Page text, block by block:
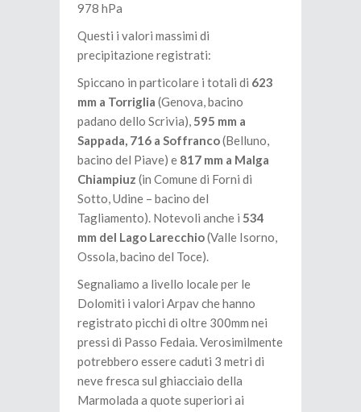
978 hPa
Questi i valori massimi di
precipitazione registrati:
Spiccano in particolare i totali di 623
mm a Torriglia (Genova, bacino
padano dello Scrivia), 595 mm a
Sappada, 716 a Soffranco(Belluno,
bacino del Piave) e 817 mm a Malga
Chiampiuz (in Comune di Forni di
Sotto, Udine – bacino del
Tagliamento). Notevoli anche i 534
mm del Lago Larecchio(Valle Isorno,
Ossola, bacino del Toce).
Segnaliamo a livello locale per le
Dolomiti i valori Arpav che hanno
registrato picchi di oltre 300mm nei
pressi di Passo Fedaia. Verosimilmente
potrebbero essere caduti 3 metri di
neve fresca sul ghiacciaio della
Marmolada a quote superiori ai